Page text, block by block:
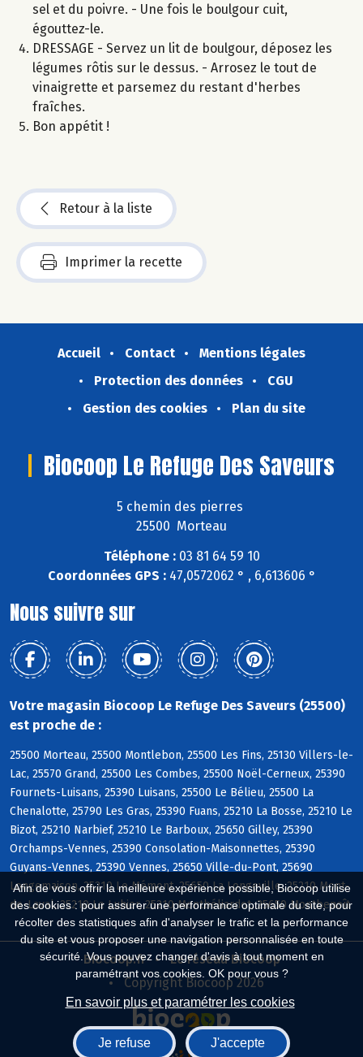
Afin de vous offrir la meilleure expérience possible, Biocoop utilise
des cookies : pour assurer une performance optimale du site, pour
récolter des statistiques afin d'analyser le trafic et la performance
du site et vous proposer une navigation personnalisée en toute
sécurité. Vous pouvez changer d'avis à tout moment en
paramétrant vos cookies. OK pour vous ?
En savoir plus et paramétrer les cookies
Je refuse J'accepte
sel et du poivre. - Une fois le boulgour cuit,
égouttez-le.
DRESSAGE - Servez un lit de boulgour, déposez les
légumes rôtis sur le dessus. - Arrosez le tout de
vinaigrette et parsemez du restant d'herbes
fraîches.
Bon appétit !
Retour à la liste
Imprimer la recette
Accueil Contact
Mentions légales
Protection des données
CGU
Gestion des cookies
Plan du site
Biocoop Le Refuge Des Saveurs
5 chemin des pierres
25500 Morteau
Téléphone :03 81 64 59 10
Coordonnées GPS :47,0572062 ° , 6,613606 °
Nous suivre sur
Votre magasin Biocoop Le Refuge Des Saveurs (25500)
est proche de :
25500 Morteau, 25500 Montlebon, 25500 Les Fins, 25130 Villers-le-
Lac, 25570 Grand, 25500 Les Combes, 25500 Noël-Cerneux, 25390
Fournets-Luisans, 25390 Luisans, 25500 Le Bélieu, 25500 La
Chenalotte, 25790 Les Gras, 25390 Fuans, 25210 La Bosse, 25210 Le
Bizot, 25210 Narbief, 25210 Le Barboux, 25650 Gilley, 25390
Orchamps-Vennes, 25390 Consolation-Maisonnettes, 25390
Guyans-Vennes, 25390 Vennes, 25650 Ville-du-Pont, 25690
Longemaison, 25210 Le Mémont, 25650 La Longeville, 25210 Mont-
de-Laval, 25210 Le Luhier, 25210 Montbéliardot, 25650 Montbenoît
Biocoop.fr
Le réseau Biocoop
Copyright Biocoop 2026